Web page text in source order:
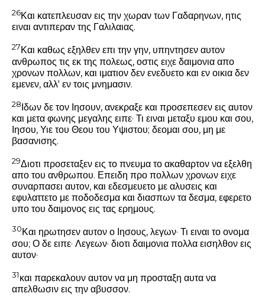
26Και κατεπλευσαν εις την χωραν των Γαδαρηνων, ητις
ειναι αντιπεραν της Γαλιλαιας.
27Και καθως εξηλθεν επι την γην, υπηντησεν αυτον
ανθρωπος τις εκ της πολεως, οστις ειχε δαιμονια απο
χρονων πολλων, και ιματιον δεν ενεδυετο και εν οικια δεν
εμενεν, αλλ' εν τοις μνημασιν.
28Ιδων δε τον Ιησουν, ανεκραξε και προσεπεσεν εις αυτον
και μετα φωνης μεγαλης ειπε· Τι ειναι μεταξυ εμου και σου,
Ιησου, Υιε του Θεου του Υψιστου; δεομαι σου, μη με
βασανισης.
29Διοτι προσεταξεν εις το πνευμα το ακαθαρτον να εξελθη
απο του ανθρωπου. Επειδη προ πολλων χρονων ειχε
συναρπασει αυτον, και εδεσμευετο με αλυσεις και
εφυλαττετο με ποδοδεσμα και διασπων τα δεσμα, εφερετο
υπο του δαιμονος εις τας ερημους.
30Και ηρωτησεν αυτον ο Ιησους, λεγων· Τι ειναι το ονομα
σου; Ο δε ειπε· Λεγεων· διοτι δαιμονια πολλα εισηλθον εις
αυτον·
31και παρεκαλουν αυτον να μη προσταξη αυτα να
απελθωσιν εις την αβυσσον.